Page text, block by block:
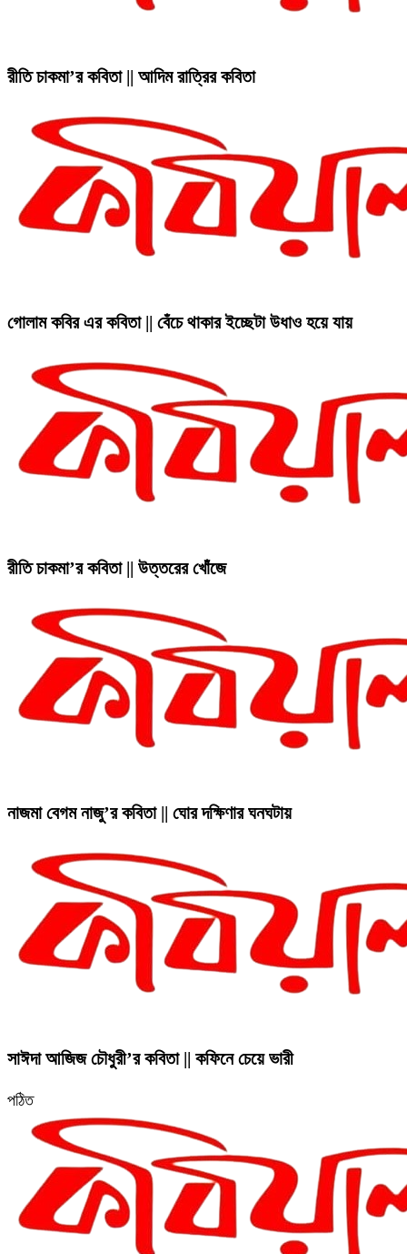
রীতি চাকমা’র কবিতা || আদিম রাত্রির কবিতা
গোলাম কবির এর কবিতা || বেঁচে থাকার ইচ্ছেটা উধাও হয়ে যায়
রীতি চাকমা’র কবিতা || উত্তরের খোঁজে
নাজমা বেগম নাজু’র কবিতা || ঘোর দক্ষিণার ঘনঘটায়
সাঈদা আজিজ চৌধুরী’র কবিতা || কফিনে চেয়ে ভারী
পঠিত